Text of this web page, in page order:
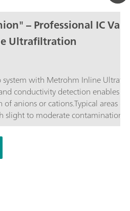
– Professional IC
Ultrafiltration
system with Metrohm Inline
conductivity detection enables
anions or cations.Typical areas of
slight to moderate contamination
Drinking and surface water;